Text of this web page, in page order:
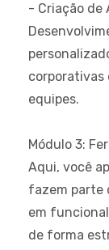
- Criação de
corporativas
equipes.
Módulo 3:
Aqui, você
fazem parte
em
de forma